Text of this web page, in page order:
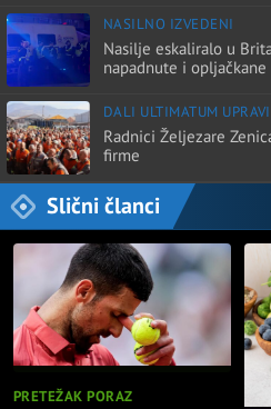
NASILNO IZVEDENI
Nasilje eskaliralo u
napadnute i opljačkane
DALI ULTIMATUM UPRAVI
Radnici Željezare
firme
Slični članci
PRETEŽAK PORAZ